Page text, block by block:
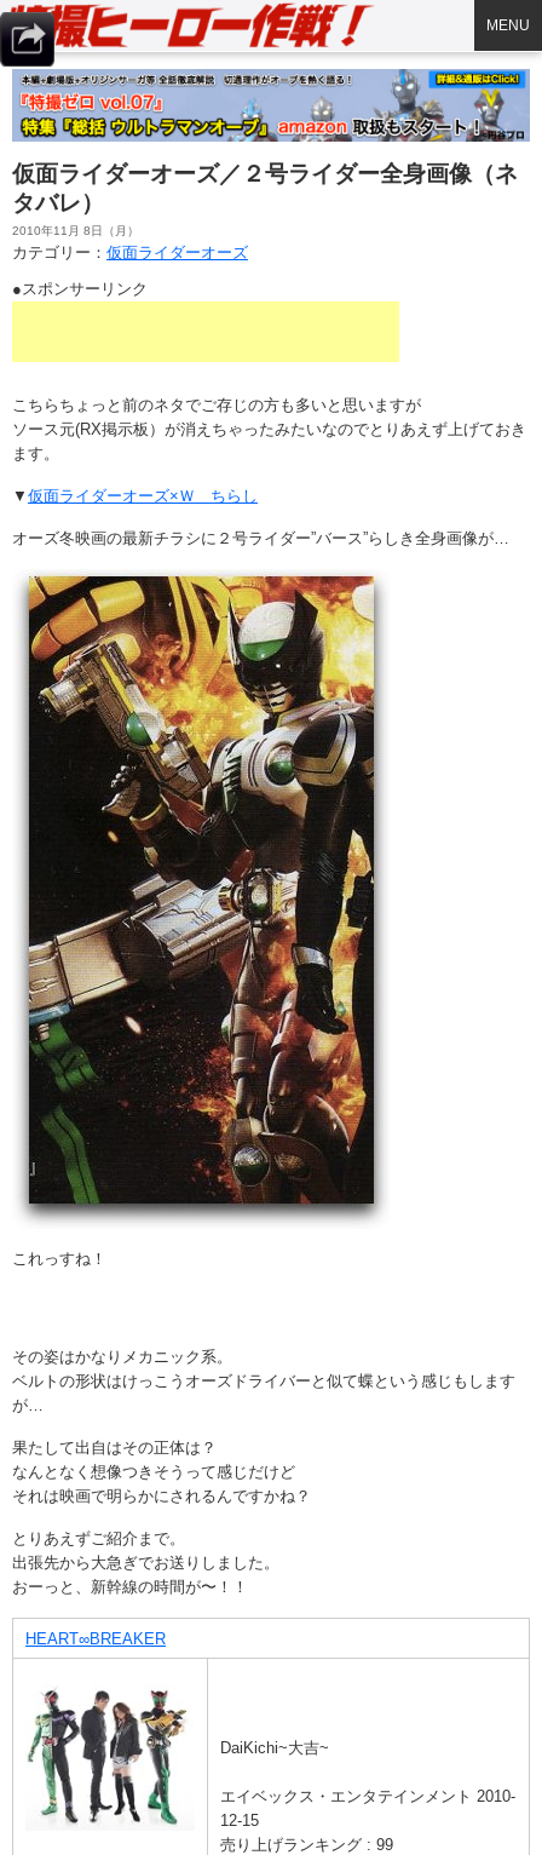
MENU
仮面ライダーオーズ／２号ライダー全身画像（ネ
タバレ）
2010年11月 8日（月）
カテゴリー： 仮面ライダーオーズ
●スポンサーリンク
こちらちょっと前のネタでご存じの方も多いと思いますが
ソース元(RX掲示板）が消えちゃったみたいなのでとりあえず上げておき
ます。
▼ 仮面ライダーオーズ×Ｗ ちらし
オーズ冬映画の最新チラシに２号ライダー”バース”らしき全身画像が…
これっすね！
その姿はかなりメカニック系。
ベルトの形状はけっこうオーズドライバーと似て蝶という感じもします
が…
果たして出自はその正体は？
なんとなく想像つきそうって感じだけど
それは映画で明らかにされるんですかね？
とりあえずご紹介まで。
出張先から大急ぎでお送りしました。
おーっと、新幹線の時間が〜！！
HEART∞BREAKER
DaiKichi~大吉~
エイベックス・エンタテインメント 2010-
12-15
売り上げランキング : 99